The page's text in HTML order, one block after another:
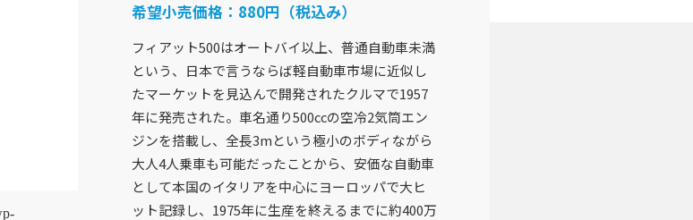
希望小売価格： 880円（税込み）
フィアット500はオートバイ以上、普通自動車未満
という、日本で言うならば軽自動車市場に近似し
たマーケットを見込んで開発されたクルマで1957
年に発売された。車名通り500ccの空冷2気筒エン
ジンを搭載し、全長3mという極小のボディながら
大人4人乗車も可能だったことから、安価な自動車
として本国のイタリアを中心にヨーロッパで大ヒ
ット記録し、1975年に生産を終えるまでに約400万
企業情報
企業概要
社会貢献活動
採用情報
アクセスマップ